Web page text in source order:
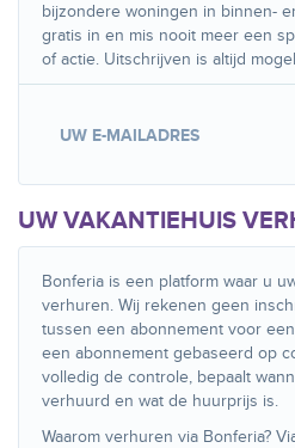
bijzondere woningen in binnen-
gratis in en mis nooit meer een
of actie. Uitschrijven is altijd
UW VAKANTIEHUIS
Bonferia is een platform waar u
verhuren. Wij rekenen geen
tussen een abonnement voor
een abonnement gebaseerd op
volledig de controle, bepaalt
verhuurd en wat de huurprijs is.
Waarom verhuren via Bonferia?